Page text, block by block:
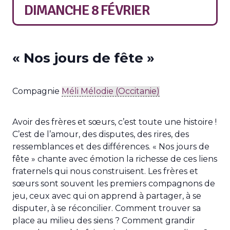
DIMANCHE 8 FÉVRIER
« Nos jours de fête »
Compagnie Méli Mélodie (Occitanie)
Avoir des frères et sœurs, c’est toute une histoire !
C’est de l’amour, des disputes, des rires, des
ressemblances et des différences. « Nos jours de
fête » chante avec émotion la richesse de ces liens
fraternels qui nous construisent. Les frères et
sœurs sont souvent les premiers compagnons de
jeu, ceux avec qui on apprend à partager, à se
disputer, à se réconcilier. Comment trouver sa
place au milieu des siens ? Comment grandir